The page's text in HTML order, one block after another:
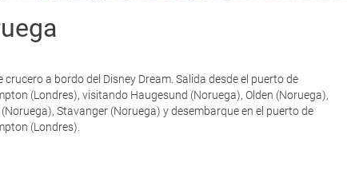
crucero a bordo del Disney Dream. Salida desde el puerto de
(Londres), visitando Haugesund (Noruega), Olden (Noruega),
Stavanger (Noruega) y desembarque en el puerto de
(Londres).